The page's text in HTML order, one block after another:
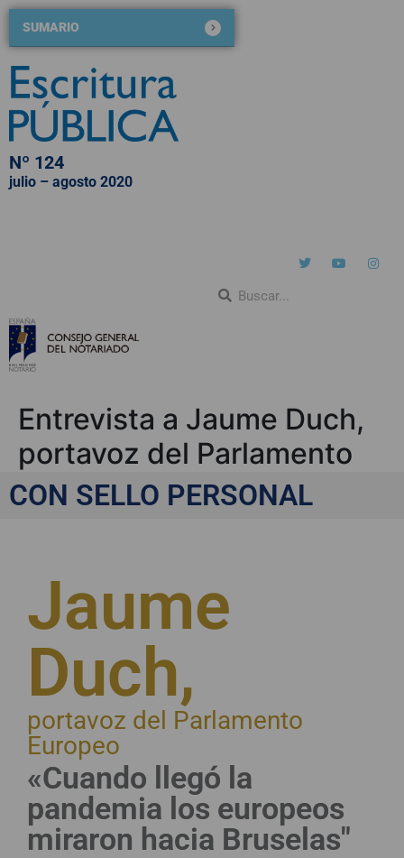
SUMARIO
Nº 124
julio – agosto 2020
Entrevista a Jaume Duch,
portavoz del Parlamento
Europeo
CON SELLO PERSONAL
Jaume
Duch,
portavoz del Parlamento
Europeo
«Cuando llegó la
pandemia los europeos
miraron hacia Bruselas"